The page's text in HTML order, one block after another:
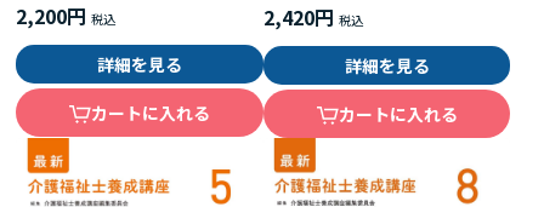
2,200円
詳細を見る
カートに入れる
2,420円
詳細を見る
カートに入れる